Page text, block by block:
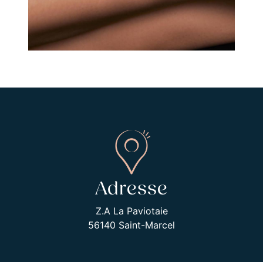
Adresse
Z.A La Paviotaie
56140 Saint-Marcel